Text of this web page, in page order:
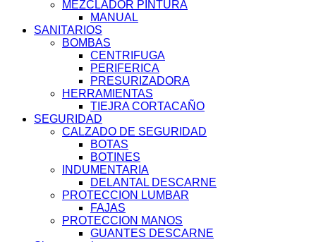
MEZCLADOR PINTURA
MANUAL
SANITARIOS
BOMBAS
CENTRIFUGA
PERIFERICA
PRESURIZADORA
HERRAMIENTAS
TIEJRA CORTACAÑO
SEGURIDAD
CALZADO DE SEGURIDAD
BOTAS
BOTINES
INDUMENTARIA
DELANTAL DESCARNE
PROTECCION LUMBAR
FAJAS
PROTECCION MANOS
GUANTES DESCARNE